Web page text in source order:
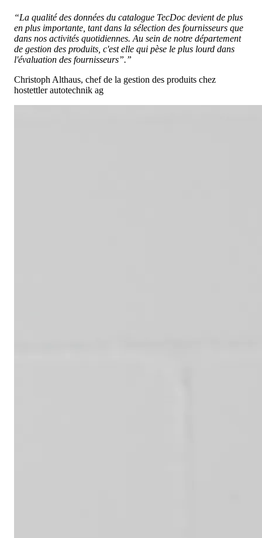
“La qualité des données du catalogue TecDoc devient de plus
en plus importante, tant dans la sélection des fournisseurs que
dans nos activités quotidiennes. Au sein de notre département
de gestion des produits, c'est elle qui pèse le plus lourd dans
l'évaluation des fournisseurs”.”
Christoph Althaus, chef de la gestion des produits chez
hostettler autotechnik ag